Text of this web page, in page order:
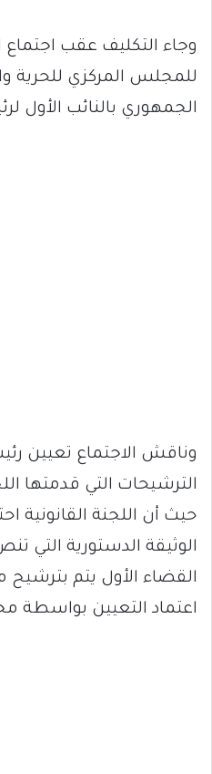
وجاء التكليف عقب اجتماع
للمجلس المركزي للحرية
الجمهوري بالنائب
وناقش الاجتماع تعيين
الترشيحات التي قدمتها
حيث أن اللجنة القانونية
الوثيقة الدستورية التي
القضاء الأول يتم بترشيح
اعتماد التعيين بواسطة